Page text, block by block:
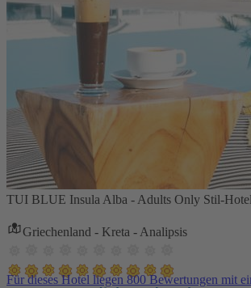
TUI BLUE Insula Alba - Adults Only Stil-Hotel
Griechenland - Kreta - Analipsis
Für dieses Hotel liegen 800 Bewertungen mit